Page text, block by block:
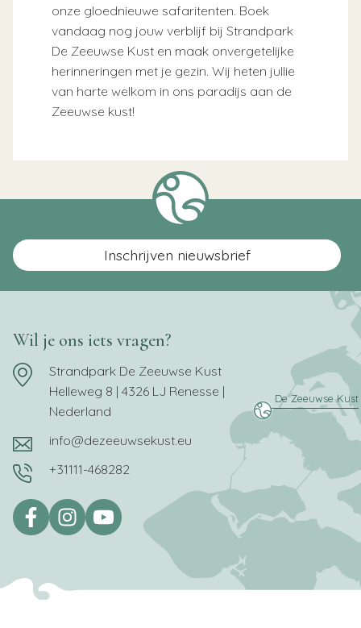
onze gloednieuwe safaritenten. Boek
vandaag nog jouw verblijf bij Strandpark
De Zeeuwse Kust en maak onvergetelijke
herinneringen met je gezin. Wij heten jullie
van harte welkom in ons paradijs aan de
Zeeuwse kust!
Inschrijven nieuwsbrief
Wil je ons iets vragen?
Strandpark De Zeeuwse Kust
Helleweg 8 | 4326 LJ Renesse |
Nederland
info@dezeeuwsekust.eu
+31111-468282